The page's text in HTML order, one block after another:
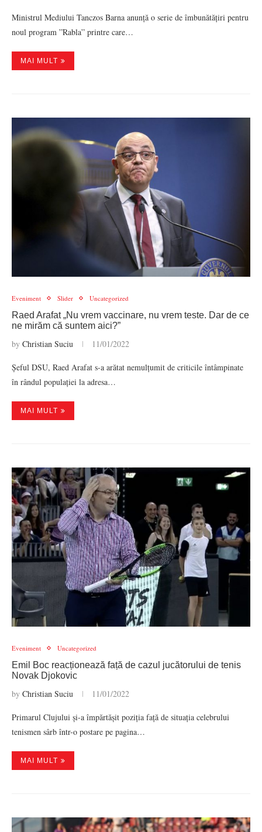
Ministrul Mediului Tanczos Barna anunță o serie de îmbunătățiri pentru
noul program ”Rabla” printre care…
MAI MULT
Eveniment Slider Uncategorized
Raed Arafat „Nu vrem vaccinare, nu vrem teste. Dar de ce
ne mirăm că suntem aici?”
by Christian Suciu 11/01/2022
Șeful DSU, Raed Arafat s-a arătat nemulțumit de criticile întâmpinate
în rândul populației la adresa…
MAI MULT
Eveniment Uncategorized
Emil Boc reacționează față de cazul jucătorului de tenis
Novak Djokovic
by Christian Suciu 11/01/2022
Primarul Clujului și-a împărtășit poziția față de situația celebrului
tenismen sârb într-o postare pe pagina…
MAI MULT